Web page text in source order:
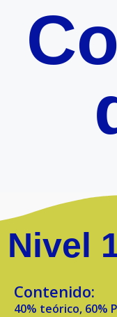
Nivel
Contenido:
40% teórico, 60%